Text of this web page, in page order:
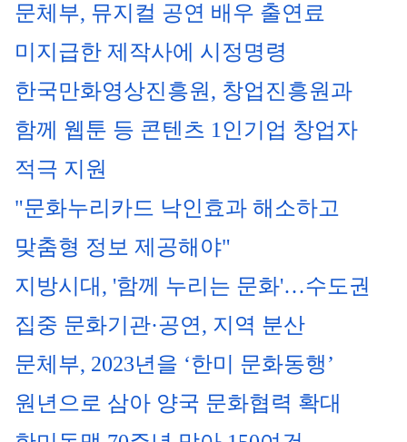
문체부, 뮤지컬 공연 배우 출연료
미지급한 제작사에 시정명령
한국만화영상진흥원, 창업진흥원과
함께 웹툰 등 콘텐츠 1인기업 창업자
적극 지원
"문화누리카드 낙인효과 해소하고
맞춤형 정보 제공해야"
지방시대, '함께 누리는 문화'…수도권
집중 문화기관·공연, 지역 분산
문체부, 2023년을 ‘한미 문화동행’
원년으로 삼아 양국 문화협력 확대